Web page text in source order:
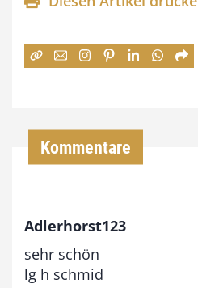
n
:
Kommentare
Adlerhorst123
sehr schön
lg h schmid